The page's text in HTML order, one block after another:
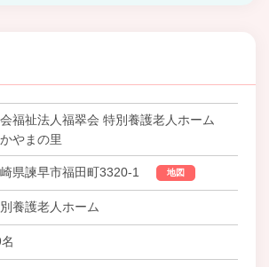
福祉法人福翠会 特別養護老人ホーム
やまの里
県諫早市福田町3320-1 地図
養護老人ホーム